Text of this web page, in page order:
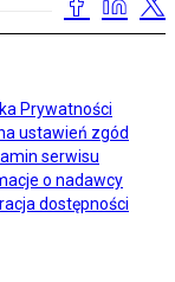
Prywatności
ustawień zgód
serwisu
o nadawcy
dostępności